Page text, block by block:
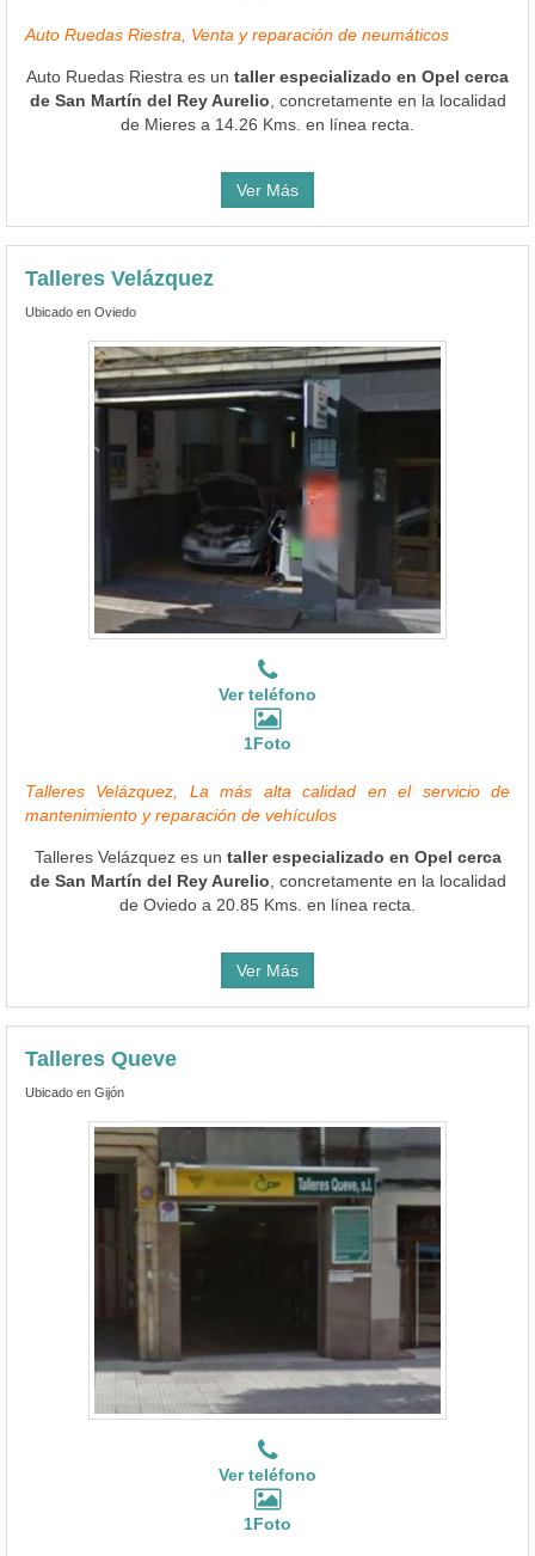
Auto Ruedas Riestra, Venta y reparación de neumáticos
Auto Ruedas Riestra es un taller especializado en Opel cerca
de San Martín del Rey Aurelio , concretamente en la localidad
de Mieres a 14.26 Kms. en línea recta.
Ver Más
Talleres Velázquez
Ubicado en Oviedo
Ver teléfono
1Foto
Talleres Velázquez, La más alta calidad en el servicio de
mantenimiento y reparación de vehículos
Talleres Velázquez es un taller especializado en Opel cerca
de San Martín del Rey Aurelio , concretamente en la localidad
de Oviedo a 20.85 Kms. en línea recta.
Ver Más
Talleres Queve
Ubicado en Gijón
Ver teléfono
1Foto